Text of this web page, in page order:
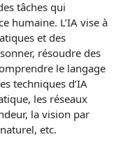
tâches qui
humaine. L’IA vise à
et des
résoudre des
le langage
techniques d’IA
les réseaux
la vision par
etc.